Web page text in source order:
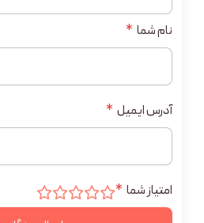
نام شما *
آدرس ایمیل *
امتیاز شما *